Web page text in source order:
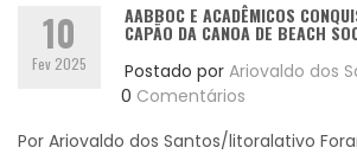
10
Fev 2025
AABBOC E ACADÊMICOS
CAPÃO DA CANOA DE BEACH
Postado por Ariovaldo dos
0 Comentários
Por Ariovaldo dos Santos/litoralativo